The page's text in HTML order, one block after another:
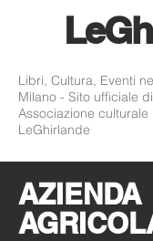
Le
Libri, Cultura, Eventi
Milano - Sito ufficiale di
Associazione culturale
LeGhirlande
AZIENDA